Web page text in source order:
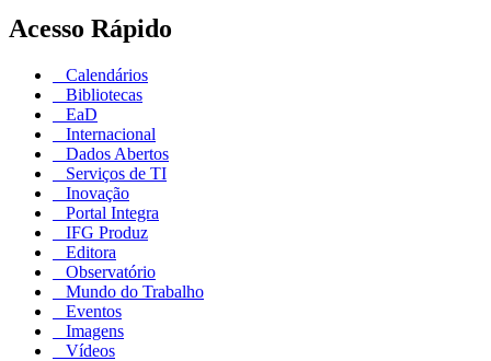
Acesso Rápido
Calendários
Bibliotecas
EaD
Internacional
Dados Abertos
Serviços de TI
Inovação
Portal Integra
IFG Produz
Editora
Observatório
Mundo do Trabalho
Eventos
Imagens
Vídeos